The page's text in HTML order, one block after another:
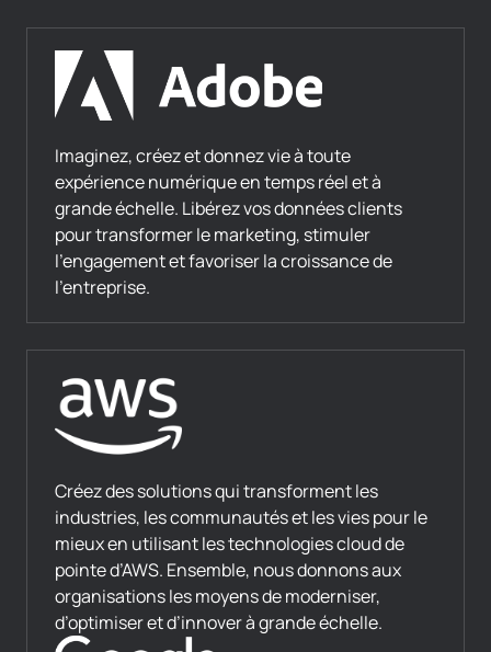
Imaginez, créez et donnez vie à toute
expérience numérique en temps réel et à
grande échelle. Libérez vos données clients
pour transformer le marketing, stimuler
l’engagement et favoriser la croissance de
l’entreprise.
Créez des solutions qui transforment les
industries, les communautés et les vies pour le
mieux en utilisant les technologies cloud de
pointe d’AWS. Ensemble, nous donnons aux
organisations les moyens de moderniser,
d’optimiser et d’innover à grande échelle.